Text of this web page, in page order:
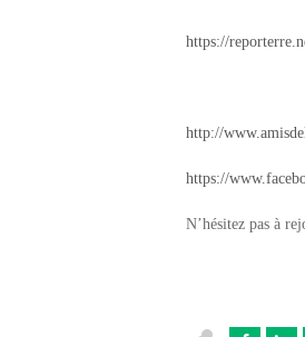
https://
http://
https://
N’hésitez pas à